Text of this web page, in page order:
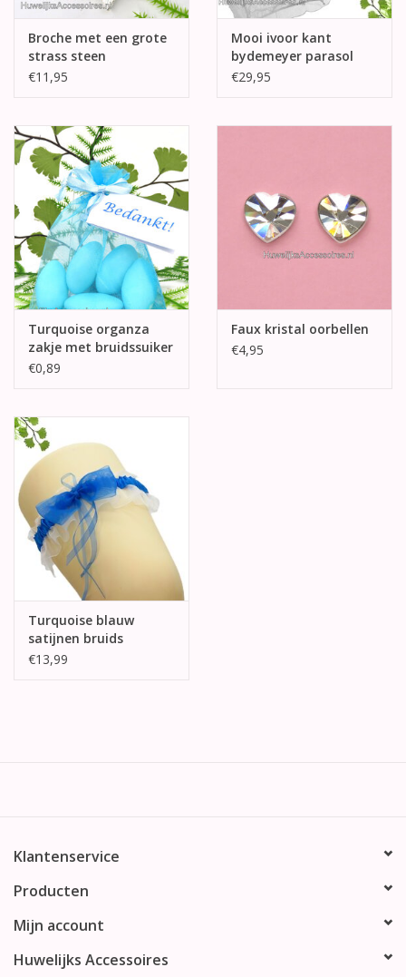
Broche met een grote
strass steen
€11,95
Mooi ivoor kant
bydemeyer parasol
€29,95
Turquoise organza
zakje met bruidssuiker
€0,89
Faux kristal oorbellen
€4,95
Turquoise blauw
satijnen bruids
kousenband
€13,99
Klantenservice
Producten
Mijn account
Huwelijks Accessoires